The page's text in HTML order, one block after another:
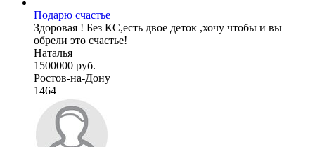
Подарю счастье
Здоровая ! Без КС,есть двое деток ,хочу чтобы и вы
обрели это счастье!
Наталья
1500000 руб.
Ростов-на-Дону
1464